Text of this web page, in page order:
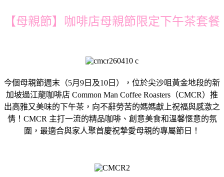
【母親節】咖啡店母親節限定下午茶套餐
今個母親節週末（5月9日及10日），位於尖沙咀黃金地段的新
加坡過江龍咖啡店 Common Man Coffee Roasters（CMCR）推
出高雅又美味的下午茶，向不辭勞苦的媽媽獻上祝福與感激之
情！CMCR 主打一流的精品咖啡、創意美食和溫馨愜意的氛
圍，最適合與家人聚首慶祝摯愛母親的專屬節日！